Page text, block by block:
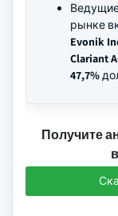
рынке
Evonik
Clariant
47,7%
Получите